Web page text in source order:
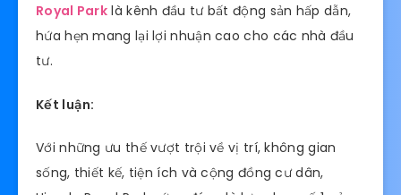
Royal Park là kênh đầu tư bất động sản hấp dẫn,
hứa hẹn mang lại lợi nhuận cao cho các nhà đầu
tư.
Kết luận:
Với những ưu thế vượt trội về vị trí, không gian
sống, thiết kế, tiện ích và cộng đồng cư dân,